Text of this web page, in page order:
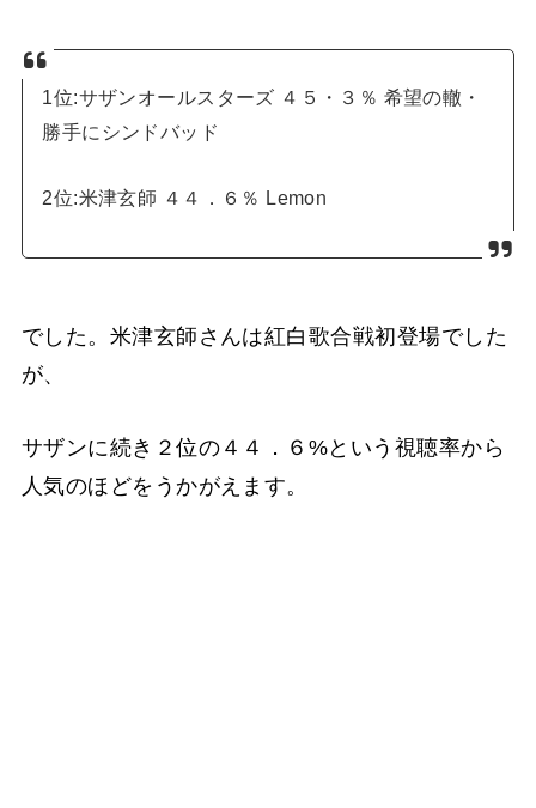
1位:サザンオールスターズ ４５・３％ 希望の轍・
勝手にシンドバッド
2位:米津玄師 ４４．６％ Lemon
でした。米津玄師さんは紅白歌合戦初登場でした
が、
サザンに続き２位の４４．６%という視聴率から
人気のほどをうかがえます。